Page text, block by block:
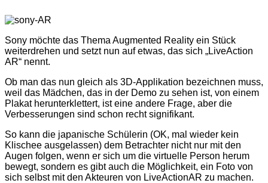
Sony möchte das Thema Augmented Reality ein Stück
weiterdrehen und setzt nun auf etwas, das sich „LiveAction
AR“ nennt.
Ob man das nun gleich als 3D-Applikation bezeichnen muss,
weil das Mädchen, das in der Demo zu sehen ist, von einem
Plakat herunterklettert, ist eine andere Frage, aber die
Verbesserungen sind schon recht signifikant.
So kann die japanische Schülerin (OK, mal wieder kein
Klischee ausgelassen) dem Betrachter nicht nur mit den
Augen folgen, wenn er sich um die virtuelle Person herum
bewegt, sondern es gibt auch die Möglichkeit, ein Foto von
sich selbst mit den Akteuren von LiveActionAR zu machen.